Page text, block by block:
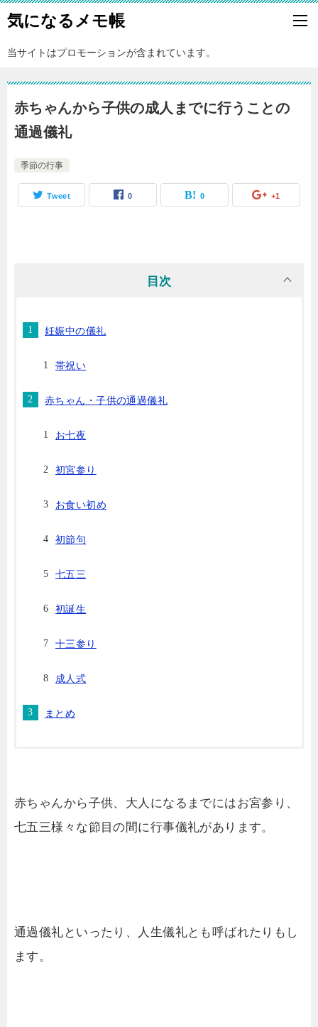
気になるメモ帳
当サイトはプロモーションが含まれています。
赤ちゃんから子供の成人までに行うことの
通過儀礼
季節の行事
Tweet 0 0 +1
目次
妊娠中の儀礼
帯祝い
赤ちゃん・子供の通過儀礼
お七夜
初宮参り
お食い初め
初節句
七五三
初誕生
十三参り
成人式
まとめ
赤ちゃんから子供、大人になるまでにはお宮参り、
七五三様々な節目の間に行事儀礼があります。
通過儀礼といったり、人生儀礼とも呼ばれたりもし
ます。